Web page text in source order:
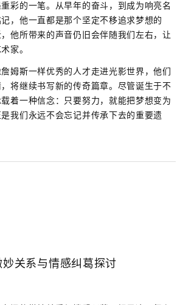
彩的一笔。从早年的奋斗，到成为响亮名
，他一直都是那个坚定不移追求梦想的
他所带来的声音仍旧会伴随我们左右，让
家。
姆斯一样优秀的人才走进光影世界，他们
将继续书写新的传奇篇章。尽管诞生于不
着一种信念：只要努力，就能把梦想变为
我们永远不会忘记并传承下去的重要遗
关系与情感纠葛探讨